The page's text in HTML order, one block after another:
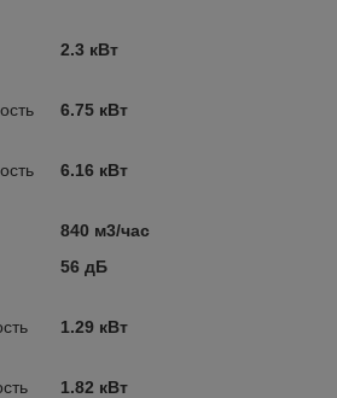
2.3 кВт
6.75 кВт
6.16 кВт
840 м3/час
56 дБ
1.29 кВт
1.82 кВт